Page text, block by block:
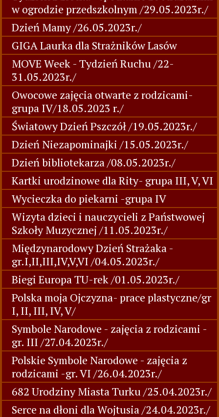
w ogrodzie przedszkolnym /29.05.2023r./
Dzień Mamy /26.05.2023r./
GIGA Laurka dla Strażników Lasów
MOVE Week - Tydzień Ruchu /22-
31.05.2023r./
Owocowe zajęcia otwarte z rodzicami-
grupa IV/18.05.2023 r./
Światowy Dzień Pszczół /19.05.2023r./
Dzień Niezapominajki /15.05.2023r./
Dzień bibliotekarza /08.05.2023r./
Kartki urodzinowe dla Rity- grupa III, V, VI
Wycieczka do piekarni -grupa IV
Wizyta dzieci i nauczycieli z Państwowej
Szkoły Muzycznej /11.05.2023r./
Międzynarodowy Dzień Strażaka -
gr.I,II,III,IV,V,VI /04.05.2023r./
Biegi Europa TU-rek /01.05.2023r./
Polska moja Ojczyzna- prace plastyczne/gr
I, II, III, IV, V/
Symbole Narodowe - zajęcia z rodzicami -
gr. III /27.04.2023r./
Polskie Symbole Narodowe - zajęcia z
rodzicami -gr. VI /26.04.2023r./
682 Urodziny Miasta Turku /25.04.2023r./
Serce na dłoni dla Wojtusia /24.04.2023r./